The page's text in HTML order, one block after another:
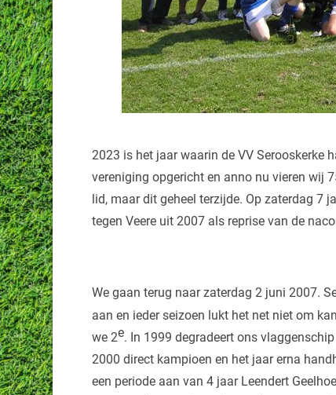
2023 is het jaar waarin de VV Serooskerke
vereniging opgericht en anno nu vieren wij
lid, maar dit geheel terzijde. Op zaterdag 7
tegen Veere uit 2007 als reprise van de
We gaan terug naar zaterdag 2 juni 2007.
aan en ieder seizoen lukt het net niet om
we 2e. In 1999 degradeert ons
2000 direct kampioen en het jaar erna
een periode aan van 4 jaar Leendert